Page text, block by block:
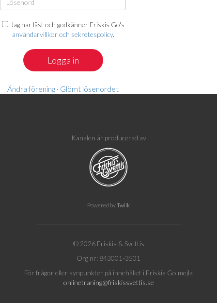
Jag har läst och godkänner Friskis Go's
användarvillkor och sekretespolicy.
Ändra förening · Glömt lösenordet
Kanalen är producerad av
Powered byTwiik
© 2026 Friskis & Svettis
Org nr: 843001-3501
För frågor eller synpunkter på innehållet i Friskis Go mejla
onlinetraning@friskissvettis.se